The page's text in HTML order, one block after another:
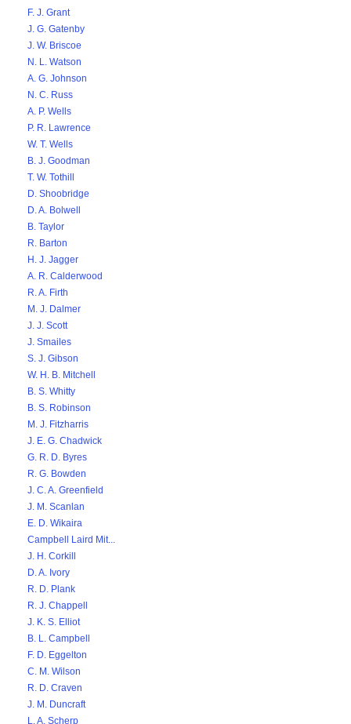
F. J. Grant
J. G. Gatenby
J. W. Briscoe
N. L. Watson
A. G. Johnson
N. C. Russ
A. P. Wells
P. R. Lawrence
W. T. Wells
B. J. Goodman
T. W. Tothill
D. Shoobridge
D. A. Bolwell
B. Taylor
R. Barton
H. J. Jagger
A. R. Calderwood
R. A. Firth
M. J. Dalmer
J. J. Scott
J. Smailes
S. J. Gibson
W. H. B. Mitchell
B. S. Whitty
B. S. Robinson
M. J. Fitzharris
J. E. G. Chadwick
G. R. D. Byres
R. G. Bowden
J. C. A. Greenfield
J. M. Scanlan
E. D. Wikaira
Campbell Laird Mit...
J. H. Corkill
D. A. Ivory
R. D. Plank
R. J. Chappell
J. K. S. Elliot
B. L. Campbell
F. D. Eggelton
C. M. Wilson
R. D. Craven
J. M. Duncraft
L. A. Scherp